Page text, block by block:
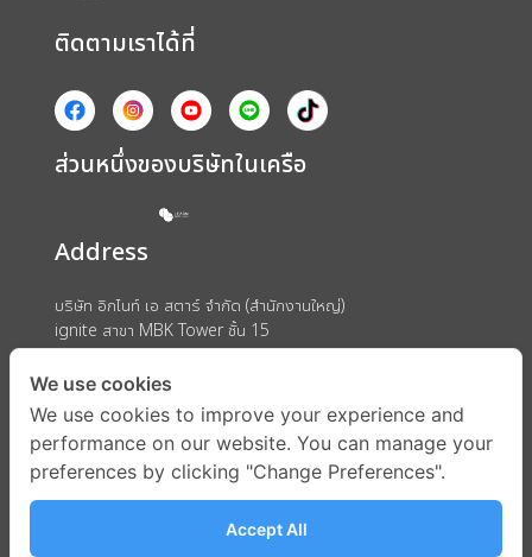
ติดตามเราได้ที่
ส่วนหนึ่งของบริษัทในเครือ
Address
บริษัท อิกไนท์ เอ สตาร์ จำกัด (สำนักงานใหญ่)
ignite สาขา MBK Tower ชั้น 15
ถนนพญาไท แขวงวังใหม่ เขตปทุมวัน กรุงเทพมหานคร 10330
We use cookies
We use cookies to improve your experience and
performance on our website. You can manage your
preferences by clicking "Change Preferences".
Accept All